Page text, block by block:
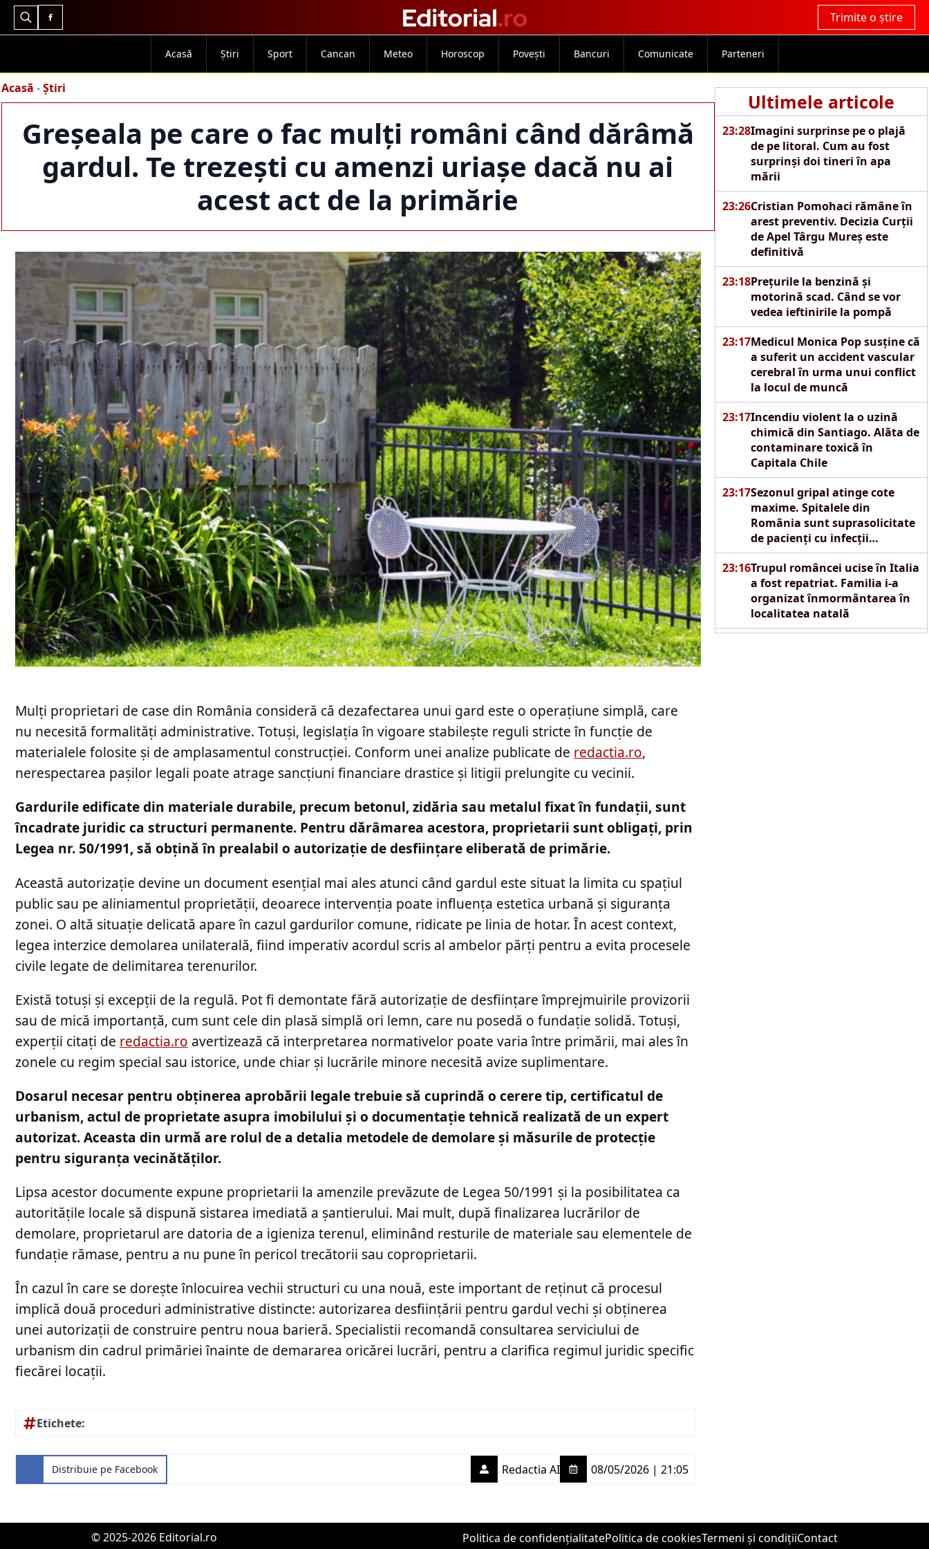
Search
Trimite o știre
Acasă Știri Sport Cancan Meteo Horoscop Povești Bancuri Comunicate Parteneri
Acasă -Știri
Greșeala pe care o fac mulți români când dărâmă
gardul. Te trezești cu amenzi uriașe dacă nu ai
acest act de la primărie
Ultimele articole
23:28Imagini surprinse pe o plajă
de pe litoral. Cum au fost
surprinși doi tineri în apa
mării
23:26Cristian Pomohaci rămâne în
arest preventiv. Decizia Curții
de Apel Târgu Mureș este
definitivă
23:18Prețurile la benzină și
motorină scad. Când se vor
vedea ieftinirile la pompă
23:17Medicul Monica Pop susține că
a suferit un accident vascular
cerebral în urma unui conflict
la locul de muncă
23:17Incendiu violent la o uzină
chimică din Santiago. Alăta de
contaminare toxică în
Capitala Chile
23:17Sezonul gripal atinge cote
maxime. Spitalele din
România sunt suprasolicitate
de pacienți cu infecții
respiratorii acute
23:16Trupul româncei ucise în Italia
a fost repatriat. Familia i-a
organizat înmormântarea în
localitatea natală
Mulți proprietari de case din România consideră că dezafectarea unui gard este o operațiune simplă, care
nu necesită formalități administrative. Totuși, legislația în vigoare stabilește reguli stricte în funcție de
materialele folosite și de amplasamentul construcției. Conform unei analize publicate de redactia.ro,
nerespectarea pașilor legali poate atrage sancțiuni financiare drastice și litigii prelungite cu vecinii.
Gardurile edificate din materiale durabile, precum betonul, zidăria sau metalul fixat în fundații, sunt
încadrate juridic ca structuri permanente. Pentru dărâmarea acestora, proprietarii sunt obligați, prin
Legea nr. 50/1991, să obțină în prealabil o autorizație de desființare eliberată de primărie.
Această autorizație devine un document esențial mai ales atunci când gardul este situat la limita cu spațiul
public sau pe aliniamentul proprietății, deoarece intervenția poate influența estetica urbană și siguranța
zonei. O altă situație delicată apare în cazul gardurilor comune, ridicate pe linia de hotar. În acest context,
legea interzice demolarea unilaterală, fiind imperativ acordul scris al ambelor părți pentru a evita procesele
civile legate de delimitarea terenurilor.
Există totuși și excepții de la regulă. Pot fi demontate fără autorizație de desființare împrejmuirile provizorii
sau de mică importanță, cum sunt cele din plasă simplă ori lemn, care nu posedă o fundație solidă. Totuși,
experții citați de redactia.ro avertizează că interpretarea normativelor poate varia între primării, mai ales în
zonele cu regim special sau istorice, unde chiar și lucrările minore necesită avize suplimentare.
Dosarul necesar pentru obținerea aprobării legale trebuie să cuprindă o cerere tip, certificatul de
urbanism, actul de proprietate asupra imobilului și o documentație tehnică realizată de un expert
autorizat. Aceasta din urmă are rolul de a detalia metodele de demolare și măsurile de protecție
pentru siguranța vecinătăților.
Lipsa acestor documente expune proprietarii la amenzile prevăzute de Legea 50/1991 și la posibilitatea ca
autoritățile locale să dispună sistarea imediată a șantierului. Mai mult, după finalizarea lucrărilor de
demolare, proprietarul are datoria de a igieniza terenul, eliminând resturile de materiale sau elementele de
fundație rămase, pentru a nu pune în pericol trecătorii sau coproprietarii.
În cazul în care se dorește înlocuirea vechii structuri cu una nouă, este important de reținut că procesul
implică două proceduri administrative distincte: autorizarea desființării pentru gardul vechi și obținerea
unei autorizații de construire pentru noua barieră. Specialistii recomandă consultarea serviciului de
urbanism din cadrul primăriei înainte de demararea oricărei lucrări, pentru a clarifica regimul juridic specific
fiecărei locații.
Etichete:
Distribuie pe Facebook Redactia AI 08/05/2026 | 21:05
© 2025-2026 Editorial.ro Politica de confidențialitatePolitica de cookiesTermeni și condițiiContact